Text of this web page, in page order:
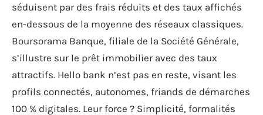
séduisent par des frais réduits et des taux affichés
en-dessous de la moyenne des réseaux classiques.
Boursorama Banque, filiale de la Société Générale,
s’illustre sur le prêt immobilier avec des taux
attractifs. Hello bank n’est pas en reste, visant les
profils connectés, autonomes, friands de démarches
100 % digitales. Leur force ? Simplicité, formalités